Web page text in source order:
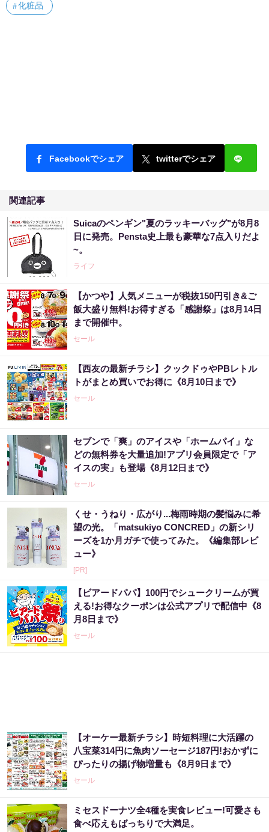
化粧品
Facebookでシェア twitterでシェア
関連記事
Suicaのペンギン"夏のラッキーバッグ"が8月8
日に発売。Pensta史上最も豪華な7点入りだよ
~。
ライフ
【かつや】人気メニューが税抜150円引き&ご
飯大盛り無料!お得すぎる「感謝祭」は8月14日
まで開催中。
セール
【西友の最新チラシ】クックドゥやPBレトル
トがまとめ買いでお得に《8月10日まで》
セール
セブンで「爽」のアイスや「ホームパイ」な
どの無料券を大量追加!アプリ会員限定で「ア
イスの実」も登場《8月12日まで》
セール
くせ・うねり・広がり...梅雨時期の髪悩みに希
望の光。「matsukiyo CONCRED」の新シリ
ーズを1か月ガチで使ってみた。《編集部レビ
ュー》
[PR]
【ビアードパパ】100円でシュークリームが買
える!お得なクーポンは公式アプリで配信中《8
月8日まで》
セール
【オーケー最新チラシ】時短料理に大活躍の
八宝菜314円に魚肉ソーセージ187円!おかずに
ぴったりの揚げ物増量も《8月9日まで》
セール
ミセスドーナツ全4種を実食レビュー!可愛さも
食べ応えもばっちりで大満足。